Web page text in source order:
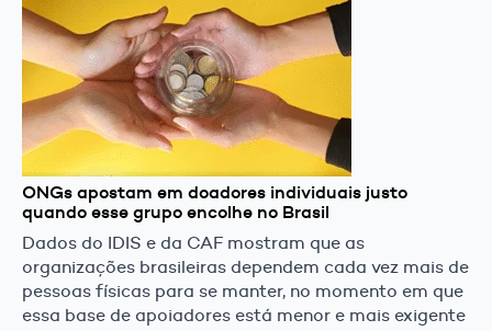
ONGs apostam em doadores individuais justo
quando esse grupo encolhe no Brasil
Dados do IDIS e da CAF mostram que as
organizações brasileiras dependem cada vez mais de
pessoas físicas para se manter, no momento em que
essa base de apoiadores está menor e mais exigente